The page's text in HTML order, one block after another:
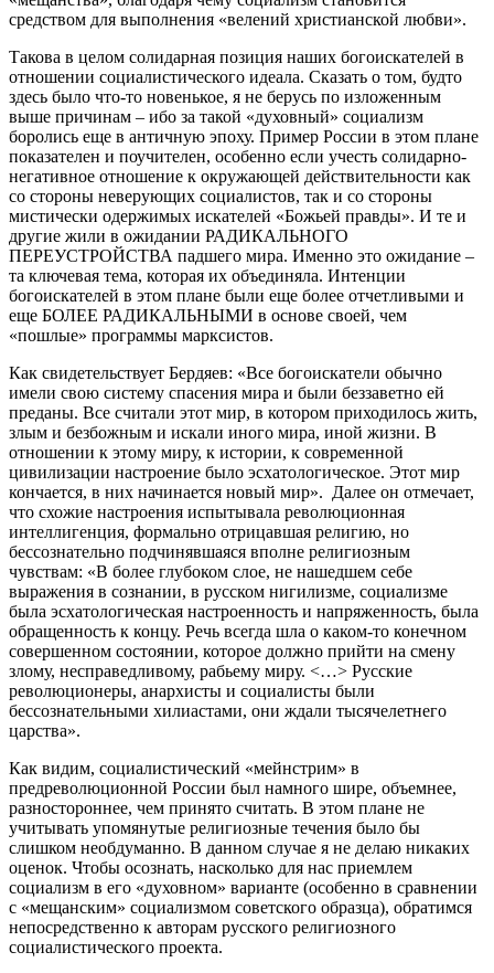
средством для выполнения «велений христианской любви».
Такова в целом солидарная позиция наших богоискателей в
отношении социалистического идеала. Сказать о том, будто
здесь было что-то новенькое, я не берусь по изложенным
выше причинам – ибо за такой «духовный» социализм
боролись еще в античную эпоху. Пример России в этом плане
показателен и поучителен, особенно если учесть солидарно-
негативное отношение к окружающей действительности как
со стороны неверующих социалистов, так и со стороны
мистически одержимых искателей «Божьей правды». И те и
другие жили в ожидании РАДИКАЛЬНОГО
ПЕРЕУСТРОЙСТВА падшего мира. Именно это ожидание –
та ключевая тема, которая их объединяла. Интенции
богоискателей в этом плане были еще более отчетливыми и
еще БОЛЕЕ РАДИКАЛЬНЫМИ в основе своей, чем
«пошлые» программы марксистов.
Как свидетельствует Бердяев: «Все богоискатели обычно
имели свою систему спасения мира и были беззаветно ей
преданы. Все считали этот мир, в котором приходилось жить,
злым и безбожным и искали иного мира, иной жизни. В
отношении к этому миру, к истории, к современной
цивилизации настроение было эсхатологическое. Этот мир
кончается, в них начинается новый мир». Далее он отмечает,
что схожие настроения испытывала революционная
интеллигенция, формально отрицавшая религию, но
бессознательно подчинявшаяся вполне религиозным
чувствам: «В более глубоком слое, не нашедшем себе
выражения в сознании, в русском нигилизме, социализме
была эсхатологическая настроенность и напряженность, была
обращенность к концу. Речь всегда шла о каком-то конечном
совершенном состоянии, которое должно прийти на смену
злому, несправедливому, рабьему миру. <…> Русские
революционеры, анархисты и социалисты были
бессознательными хилиастами, они ждали тысячелетнего
царства».
Как видим, социалистический «мейнстрим» в
предреволюционной России был намного шире, объемнее,
разностороннее, чем принято считать. В этом плане не
учитывать упомянутые религиозные течения было бы
слишком необдуманно. В данном случае я не делаю никаких
оценок. Чтобы осознать, насколько для нас приемлем
социализм в его «духовном» варианте (особенно в сравнении
с «мещанским» социализмом советского образца), обратимся
непосредственно к авторам русского религиозного
социалистического проекта.